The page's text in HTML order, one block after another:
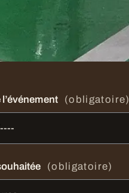
l’événement (obligatoire)
(obligatoire)